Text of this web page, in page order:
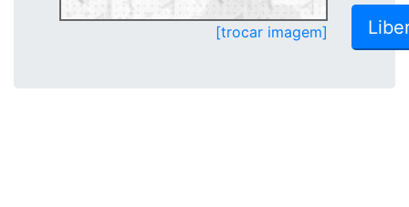
[trocar imagem]